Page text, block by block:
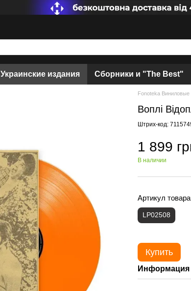
Украинские издания Сборники и "The Best"
Fonoteka Виниловые
Воплі
Штрих-код:
1 899
В наличии
Артикул
LP02508
Купить
Информация